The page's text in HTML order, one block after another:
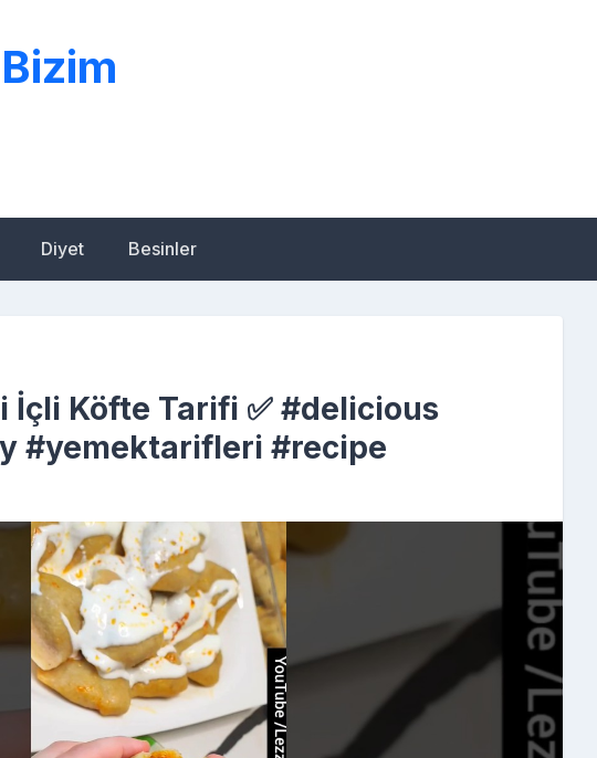
Diyet Besinler
İçli Köfte Tarifi ✅ #delicious
#yemektarifleri #recipe